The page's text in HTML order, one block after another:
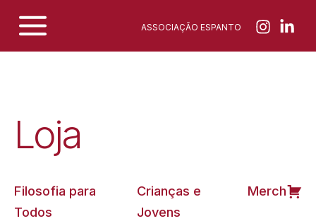
content
ASSOCIAÇÃO ESPANTO
Loja
Filosofia para
Todos
Crianças e
Jovens
Merch